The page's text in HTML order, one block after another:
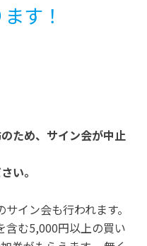
す！
ため、サイン会が中止
い。
イン会も行われます。
含む5,000円以上の買い